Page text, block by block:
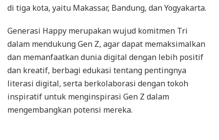
di tiga kota, yaitu Makassar, Bandung, dan Yogyakarta.
Generasi Happy merupakan wujud komitmen Tri
dalam mendukung Gen Z, agar dapat memaksimalkan
dan memanfaatkan dunia digital dengan lebih positif
dan kreatif, berbagi edukasi tentang pentingnya
literasi digital, serta berkolaborasi dengan tokoh
inspiratif untuk menginspirasi Gen Z dalam
mengembangkan potensi mereka.